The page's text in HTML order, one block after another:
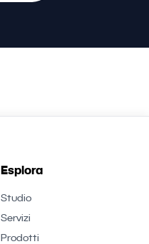
Esplora
Studio
Servizi
Prodotti